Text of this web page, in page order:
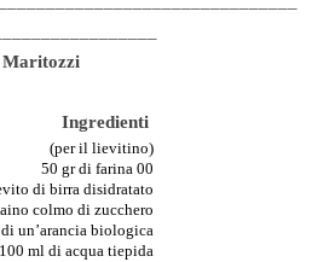
Maritozzi
Ingredienti
(per il lievitino)
50 gr di farina 00
di birra disidratato
colmo di zucchero
di un’arancia biologica
100 ml di acqua tiepida